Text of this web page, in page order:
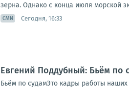
зерна. Однако с конца июля морской
СМИ Сегодня, 16:33
Евгений Поддубный: Бьём по
Бьём по судамЭто кадры работы наших